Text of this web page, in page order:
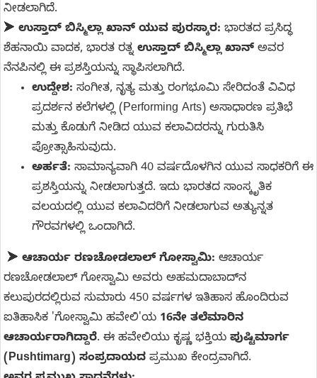
ನೀಡಲಾಗಿದೆ.
➤ ಉಸ್ತಾದ್ ಬಿಸ್ಮಿಲ್ಲಾ ಖಾನ್ ಯುವ ಪುರಸ್ಕಾರ: ಭಾರತದ ಪ್ರಸಿದ್ಧ
ಶೆಹನಾಯಿ ವಾದಕ, ಭಾರತ ರತ್ನ ಉಸ್ತಾದ್ ಬಿಸ್ಮಿಲ್ಲಾ ಖಾನ್ ಅವರ
ನೆನಪಿನಲ್ಲಿ ಈ ಪ್ರಶಸ್ತಿಯನ್ನು ಸ್ಥಾಪಿಸಲಾಗಿದೆ.
ಉದ್ದೇಶ: ಸಂಗೀತ, ನೃತ್ಯ ಮತ್ತು ರಂಗಭೂಮಿ ಸೇರಿದಂತೆ ವಿವಿಧ
ಪ್ರದರ್ಶನ ಕಲೆಗಳಲ್ಲಿ (Performing Arts) ಅಸಾಧಾರಣ ಪ್ರತಿಭೆ
ಮತ್ತು ಕೊಡುಗೆ ನೀಡಿದ ಯುವ ಕಲಾವಿದರನ್ನು ಗುರುತಿಸಿ
ಪ್ರೋತ್ಸಾಹಿಸುವುದು.
ಅರ್ಹತೆ: ಸಾಮಾನ್ಯವಾಗಿ 40 ವರ್ಷದೊಳಗಿನ ಯುವ ಸಾಧಕರಿಗೆ ಈ
ಪ್ರಶಸ್ತಿಯನ್ನು ನೀಡಲಾಗುತ್ತದೆ. ಇದು ಭಾರತದ ಸಾಂಸ್ಕೃತಿಕ
ವಲಯದಲ್ಲಿ ಯುವ ಕಲಾವಿದರಿಗೆ ನೀಡಲಾಗುವ ಅತ್ಯುನ್ನತ
ಗೌರವಗಳಲ್ಲಿ ಒಂದಾಗಿದೆ.
➤ ಆಚಾರ್ಯ ರಣಚೋಡಲಾಲ್ ಗೋಸ್ವಾಮಿ: ಆಚಾರ್ಯ
ರಣಚೋಡಲಾಲ್ ಗೋಸ್ವಾಮಿ ಅವರು ಅಹಮದಾಬಾದ್‌ನ
ಕಲುಪುರದಲ್ಲಿರುವ ಸುಮಾರು 450 ವರ್ಷಗಳ ಇತಿಹಾಸ ಹೊಂದಿರುವ
ಐತಿಹಾಸಿಕ 'ಗೋಸ್ವಾಮಿ ಹವೇಲಿ'ಯ 16ನೇ ತಲೆಮಾರಿನ
ಆಚಾರ್ಯರಾಗಿದ್ದಾರೆ. ಈ ಹವೇಲಿಯು ಕೃಷ್ಣ ಭಕ್ತಿಯ ಪುಷ್ಟಿಮಾರ್ಗ
(Pushtimarg) ಸಂಪ್ರದಾಯದ ಪ್ರಮುಖ ಕೇಂದ್ರವಾಗಿದೆ.